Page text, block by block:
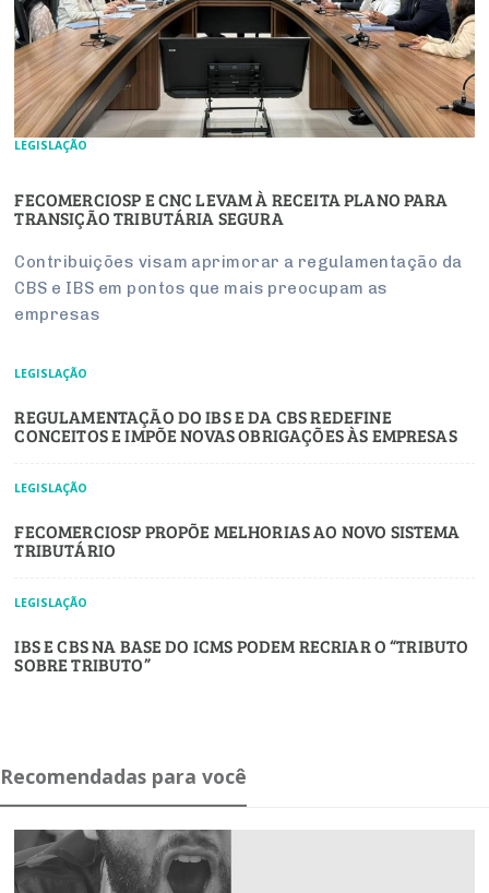
LEGISLAÇÃO
FECOMERCIOSP E CNC LEVAM À RECEITA PLANO PARA
TRANSIÇÃO TRIBUTÁRIA SEGURA
Contribuições visam aprimorar a regulamentação da
CBS e IBS em pontos que mais preocupam as
empresas
LEGISLAÇÃO
REGULAMENTAÇÃO DO IBS E DA CBS REDEFINE
CONCEITOS E IMPÕE NOVAS OBRIGAÇÕES ÀS EMPRESAS
LEGISLAÇÃO
FECOMERCIOSP PROPÕE MELHORIAS AO NOVO SISTEMA
TRIBUTÁRIO
LEGISLAÇÃO
IBS E CBS NA BASE DO ICMS PODEM RECRIAR O “TRIBUTO
SOBRE TRIBUTO”
Recomendadas para você